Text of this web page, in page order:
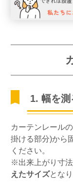
1. 幅を測
カーテンレール
掛ける部分)から
ください。
※出来上がり寸
えたサイズとなり